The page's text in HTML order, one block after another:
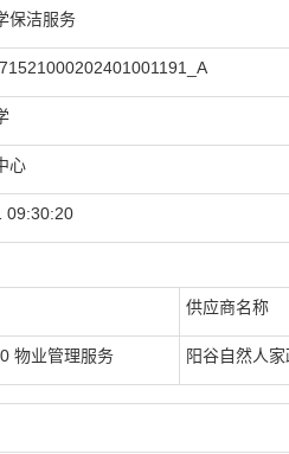
保洁服务
心
09:30:20
供应商名称
物业管理服务 阳谷自然人